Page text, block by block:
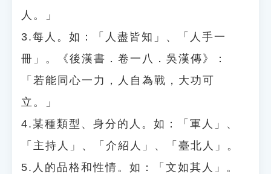
人。」
3.每人。如：「人盡皆知」、「人手一
冊」。《後漢書．卷一八．吳漢傳》：
「若能同心一力，人自為戰，大功可
立。」
4.某種類型、身分的人。如：「軍人」、
「主持人」、「介紹人」、「臺北人」。
5.人的品格和性情。如：「文如其人」。